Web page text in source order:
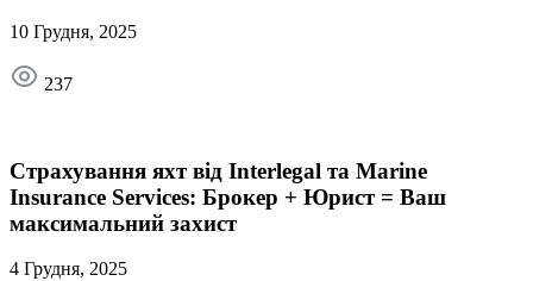
10 Грудня, 2025
237
Страхування яхт від Interlegal та Marine
Insurance Services: Брокер + Юрист = Ваш
максимальний захист
4 Грудня, 2025